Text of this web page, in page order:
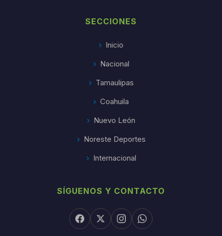
SECCIONES
Inicio
Nacional
Tamaulipas
Coahuila
Nuevo León
Noreste Deportes
Internacional
SÍGUENOS Y CONTACTO